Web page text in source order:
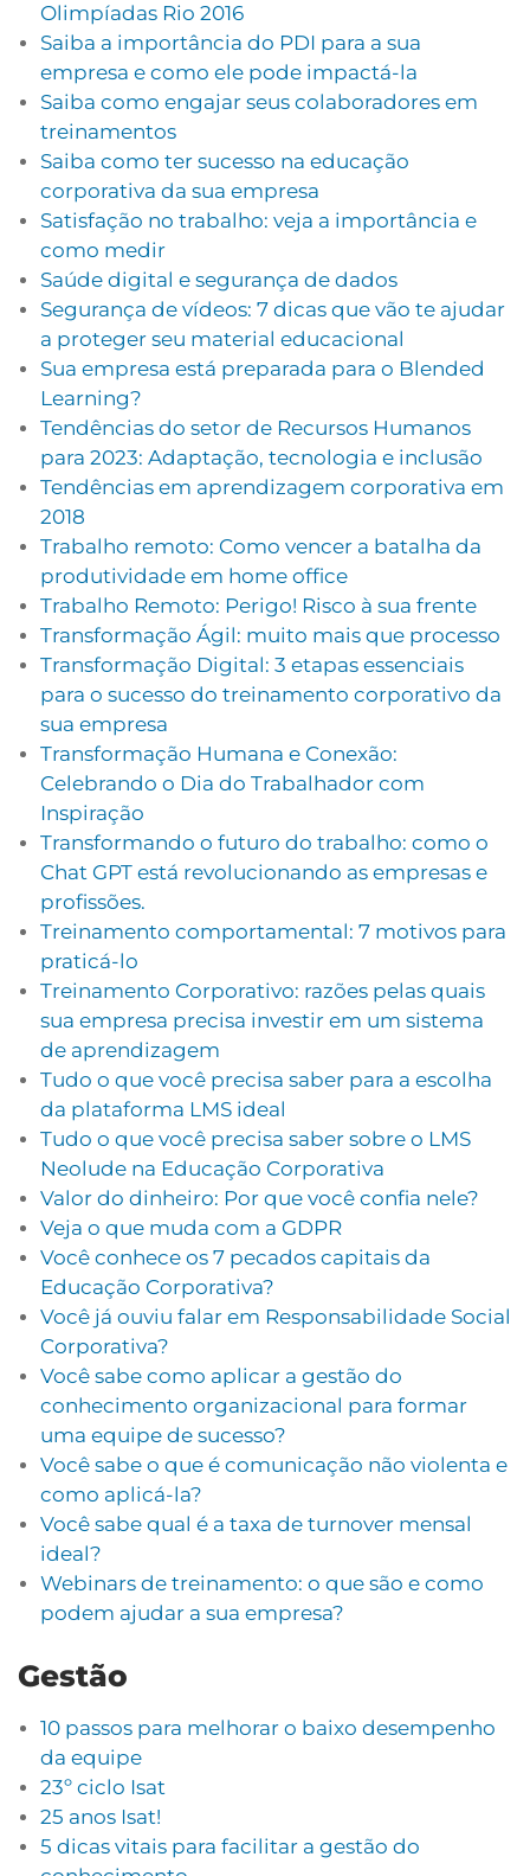
Olimpíadas Rio 2016
Saiba a importância do PDI para a sua
empresa e como ele pode impactá-la
Saiba como engajar seus colaboradores em
treinamentos
Saiba como ter sucesso na educação
corporativa da sua empresa
Satisfação no trabalho: veja a importância e
como medir
Saúde digital e segurança de dados
Segurança de vídeos: 7 dicas que vão te ajudar
a proteger seu material educacional
Sua empresa está preparada para o Blended
Learning?
Tendências do setor de Recursos Humanos
para 2023: Adaptação, tecnologia e inclusão
Tendências em aprendizagem corporativa em
2018
Trabalho remoto: Como vencer a batalha da
produtividade em home office
Trabalho Remoto: Perigo! Risco à sua frente
Transformação Ágil: muito mais que processo
Transformação Digital: 3 etapas essenciais
para o sucesso do treinamento corporativo da
sua empresa
Transformação Humana e Conexão:
Celebrando o Dia do Trabalhador com
Inspiração
Transformando o futuro do trabalho: como o
Chat GPT está revolucionando as empresas e
profissões.
Treinamento comportamental: 7 motivos para
praticá-lo
Treinamento Corporativo: razões pelas quais
sua empresa precisa investir em um sistema
de aprendizagem
Tudo o que você precisa saber para a escolha
da plataforma LMS ideal
Tudo o que você precisa saber sobre o LMS
Neolude na Educação Corporativa
Valor do dinheiro: Por que você confia nele?
Veja o que muda com a GDPR
Você conhece os 7 pecados capitais da
Educação Corporativa?
Você já ouviu falar em Responsabilidade Social
Corporativa?
Você sabe como aplicar a gestão do
conhecimento organizacional para formar
uma equipe de sucesso?
Você sabe o que é comunicação não violenta e
como aplicá-la?
Você sabe qual é a taxa de turnover mensal
ideal?
Webinars de treinamento: o que são e como
podem ajudar a sua empresa?
Gestão
10 passos para melhorar o baixo desempenho
da equipe
23º ciclo Isat
25 anos Isat!
5 dicas vitais para facilitar a gestão do